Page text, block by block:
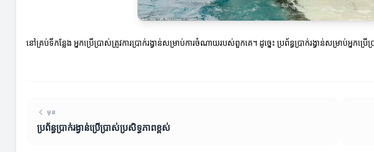
នៅគ្រប់ទីកន្លែង អ្នកប្រើប្រាស់ត្រូវការប្រាក់រង្វាន់សម្រាប់ការចំណាយរបស់ពួកគេ។ ដូច្នេះ ប្រព័ន្ធប្រាក់រង្វាន់សម្រាប់អ្នកប្
មុន
ប្រព័ន្ធប្រាក់រង្វាន់ប្រើប្រាស់ប្រសិទ្ធភាពខ្ពស់